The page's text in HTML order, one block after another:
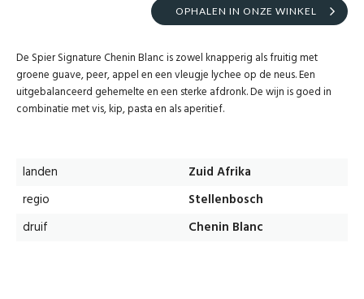
OPHALEN IN ONZE WINKEL
De Spier Signature Chenin Blanc is zowel knapperig als fruitig met
groene guave, peer, appel en een vleugje lychee op de neus. Een
uitgebalanceerd gehemelte en een sterke afdronk. De wijn is goed in
combinatie met vis, kip, pasta en als aperitief.
landen
Zuid Afrika
regio
Stellenbosch
druif
Chenin Blanc